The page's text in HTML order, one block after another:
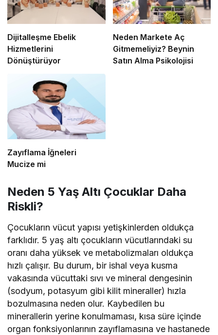
Dijitalleşme Ebelik
Hizmetlerini
Dönüştürüyor
Neden Markete Aç
Gitmemeliyiz? Beynin
Satın Alma Psikolojisi
Zayıflama İğneleri
Mucize mi
Neden 5 Yaş Altı Çocuklar Daha
Riskli?
Çocukların vücut yapısı yetişkinlerden oldukça
farklıdır. 5 yaş altı çocukların vücutlarındaki su
oranı daha yüksek ve metabolizmaları oldukça
hızlı çalışır. Bu durum, bir ishal veya kusma
vakasında vücuttaki sıvı ve mineral dengesinin
(sodyum, potasyum gibi kilit mineraller) hızla
bozulmasına neden olur. Kaybedilen bu
minerallerin yerine konulmaması, kısa süre içinde
organ fonksiyonlarının zayıflamasına ve hastanede